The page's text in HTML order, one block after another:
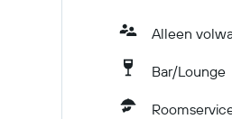
Alleen
Bar/Lounge